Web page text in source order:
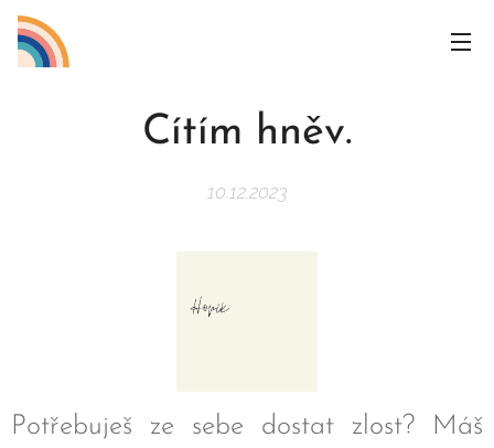
Cítím hněv.
10.12.2023
Potřebuješ ze sebe dostat zlost? Máš